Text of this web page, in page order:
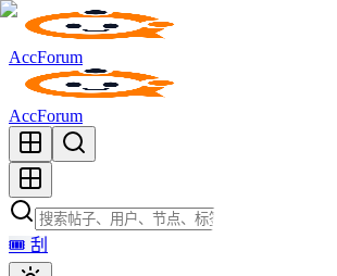
AccForum
AccForum
🎟️ 刮